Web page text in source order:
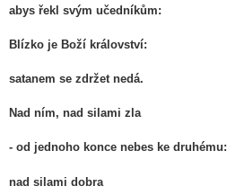
abys řekl svým učedníkům:
Blízko je Boží království:
satanem se zdržet nedá.
Nad ním, nad silami zla
- od jednoho konce nebes ke druhému:
nad silami dobra